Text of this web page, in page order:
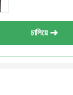
চালিয়ে